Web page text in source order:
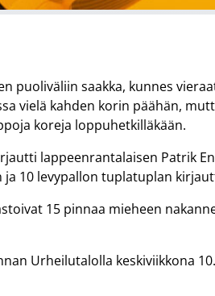
puoliväliin saakka, kunnes
vielä kahden korin päähän,
koreja loppuhetkilläkään.
lappeenrantalaisen Patrik
ja 10 levypallon tuplatuplan
15 pinnaa mieheen
Urheilutalolla keskiviikkona